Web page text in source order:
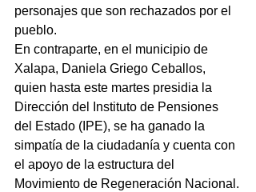
personajes que son rechazados por el
pueblo.
En contraparte, en el municipio de
Xalapa, Daniela Griego Ceballos,
quien hasta este martes presidia la
Dirección del Instituto de Pensiones
del Estado (IPE), se ha ganado la
simpatía de la ciudadanía y cuenta con
el apoyo de la estructura del
Movimiento de Regeneración Nacional.